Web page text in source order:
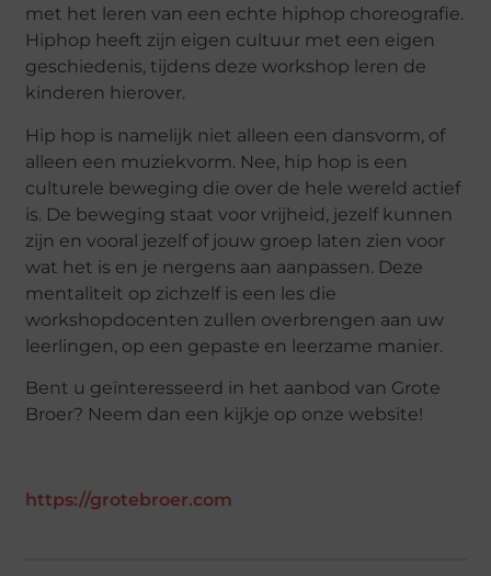
met het leren van een echte hiphop choreografie.
Hiphop heeft zijn eigen cultuur met een eigen
geschiedenis, tijdens deze workshop leren de
kinderen hierover.
Hip hop is namelijk niet alleen een dansvorm, of
alleen een muziekvorm. Nee, hip hop is een
culturele beweging die over de hele wereld actief
is. De beweging staat voor vrijheid, jezelf kunnen
zijn en vooral jezelf of jouw groep laten zien voor
wat het is en je nergens aan aanpassen. Deze
mentaliteit op zichzelf is een les die
workshopdocenten zullen overbrengen aan uw
leerlingen, op een gepaste en leerzame manier.
Bent u geïnteresseerd in het aanbod van Grote
Broer? Neem dan een kijkje op onze website!
https://grotebroer.com